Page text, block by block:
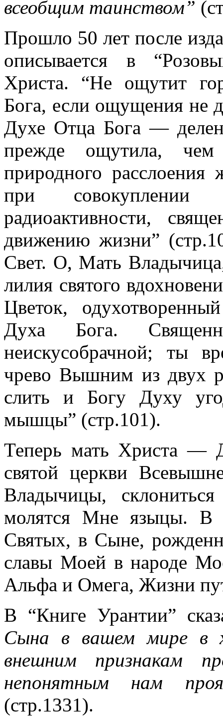
всеобщим таинством”
Прошло 50 лет после
описывается в
Христа. “Не ощутит
Бога, если ощущения не
Духе Отца Бога —
прежде ощутила,
природного
при совокуплении
радиоактивности,
движению жизни”
Свет. О, Мать Владычица,
лилия святого
Цветок,
Духа Бога.
неискусобрачной; ты
чрево Вышним из двух
слить и Богу Духу
мышцы” (стр.101).
Теперь мать Христа —
святой церкви
Владычицы,
молятся Мне языцы. В
Святых, в Сыне,
славы Моей в народе
Альфа и Омега, Жизни
В “Книге Урантии”
Сына в вашем мире в
внешним признакам
непонятным нам
(стр.1331).